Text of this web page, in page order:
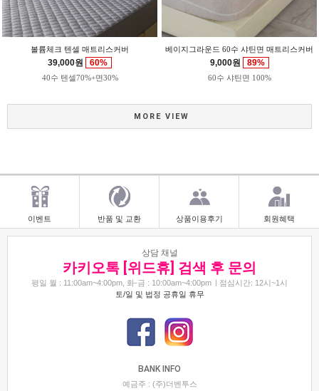
볼륨체크 텐셀 매트리스커버
39,000원 60%
40수 텐셀70%+면30%
베이지그라운드 60수 샤틴면 매트리스커버
9,000원 89%
60수 샤틴면 100%
MORE VIEW
이벤트 반품 및 교환 상품이용후기 회원혜택
상담 채널
카키오톡 [위드휴] 검색 후 문의
평일 월 : 11:00am~4:00pm, 화-금 : 10:00am~4:00pm
점심시간: 12시~1시
토/일 및 법정 공휴일 휴무
BANK INFO
예금주 : (주)더벤투스